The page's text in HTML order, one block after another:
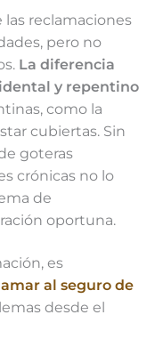
las reclamaciones
pero no
La diferencia
y repentino
como la
cubiertas. Sin
goteras
crónicas no lo
de
oportuna.
es
al seguro de
desde el